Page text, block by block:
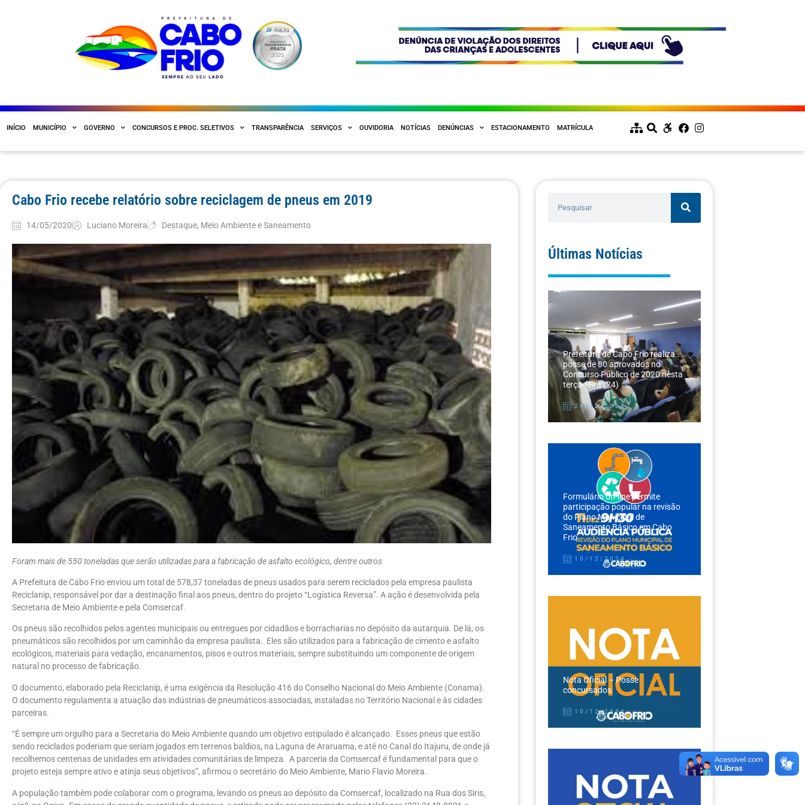
INÍCIO MUNICÍPIO GOVERNO CONCURSOS E PROC. SELETIVOS TRANSPARÊNCIA SERVIÇOS OUVIDORIA NOTÍCIAS DENÚNCIAS ESTACIONAMENTO MATRÍCULA
Cabo Frio recebe relatório sobre reciclagem de pneus em 2019
14/05/2020 Luciano Moreira Destaque, Meio Ambiente e Saneamento
Foram mais de 550 toneladas que serão utilizadas para a fabricação de asfalto ecológico, dentre outros
A Prefeitura de Cabo Frio enviou um total de 578,37 toneladas de pneus usados para serem reciclados pela empresa paulista
Reciclanip, responsável por dar a destinação final aos pneus, dentro do projeto “Logística Reversa”. A ação é desenvolvida pela
Secretaria de Meio Ambiente e pela Comsercaf.
Os pneus são recolhidos pelos agentes municipais ou entregues por cidadãos e borracharias no depósito da autarquia. De lá, os
pneumáticos são recolhidos por um caminhão da empresa paulista. Eles são utilizados para a fabricação de cimento e asfalto
ecológicos, materiais para vedação, encanamentos, pisos e outros materiais, sempre substituindo um componente de origem
natural no processo de fabricação.
O documento, elaborado pela Reciclanip, é uma exigência da Resolução 416 do Conselho Nacional do Meio Ambiente (Conama).
O documento regulamenta a atuação das indústrias de pneumáticos associadas, instaladas no Território Nacional e às cidades
parceiras.
“É sempre um orgulho para a Secretaria do Meio Ambiente quando um objetivo estipulado é alcançado. Esses pneus que estão
sendo reciclados poderiam que seriam jogados em terrenos baldios, na Laguna de Araruama, e até no Canal do Itajuru, de onde já
recolhemos centenas de unidades em atividades comunitárias de limpeza. A parceria da Comsercaf é fundamental para que o
projeto esteja sempre ativo e atinja seus objetivos”, afirmou o secretário do Meio Ambiente, Mario Flavio Moreira.
A população também pode colaborar com o programa, levando os pneus ao depósito da Comsercaf, localizado na Rua dos Siris,
Últimas Notícias
Prefeitura de Cabo Frio realiza
posse de 80 aprovados no
Concurso Público de 2020 nesta
terça-feira (24)
24/12/2024
Formulário on-line permite
participação popular na revisão
do Plano Municipal de
Saneamento Básico em Cabo
Frio
10/12/2024
Nota Oficial – Posse
concursados
10/12/2024